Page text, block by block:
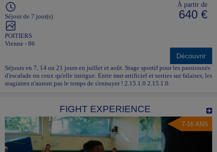
Séjour de 7 jour(s)
POITIERS
Vienne - 86
À partir de
640 €
Découvrir
Séjours en 7, 14 ou 21 jours en juillet et août. Stage sportif pour les passionnés
d'escalade ou ceux qu'elle intrigue. Entre mur artificiel et sorties sur falaises, les
stagiaires n'auront pas le temps de s'ennuyer ! 2.15.1.0 2.15.1.0
FIGHT EXPERIENCE
7-16 ANS